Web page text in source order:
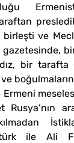
birleşti ve
bir tarafta
Ermeni
Rusya’nın
ile Ali